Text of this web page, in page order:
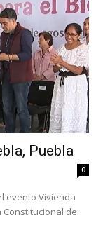
Puebla
0
evento Vivienda
de